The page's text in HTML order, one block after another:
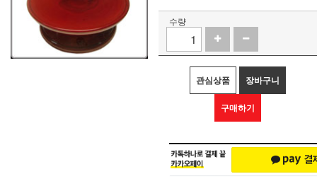
수량
관심상품 장바구니
구매하기